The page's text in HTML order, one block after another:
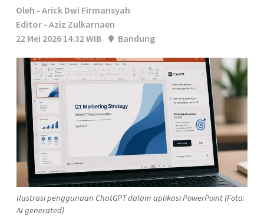
Oleh - Arick Dwi Firmansyah
Editor - Aziz Zulkarnaen
22 Mei 2026 14:32 WIB
Bandung
Ilustrasi penggunaan ChatGPT dalam aplikasi PowerPoint (Foto:
AI generated)